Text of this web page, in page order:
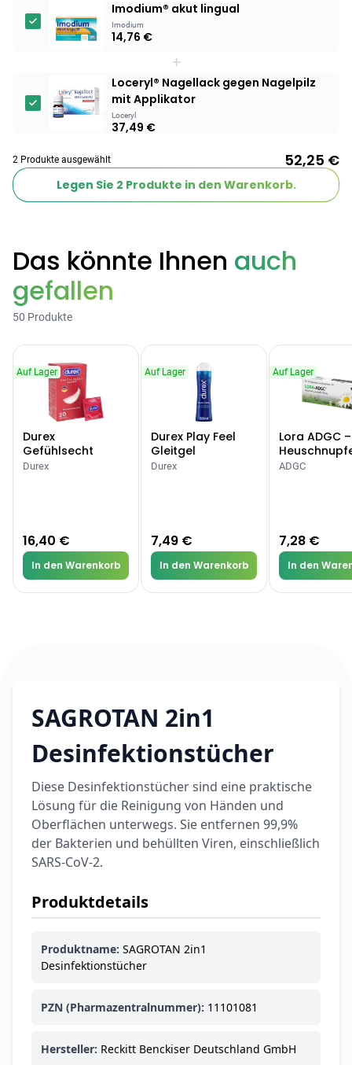
Products
Linola Forte
Shampoo für
juckende, trockene
oder zu
Schuppenflechte
neigende Kopfhaut
12,28 € 16,37 €
ARZNEIMITTEL & GESUNDHEIT
Vagisan Milchsäure
– Zäpfchen zur
pH-Wert-
12,89 € 17,47 € -26%
Hämorrhoidensalbe:
Bei Hämorrhoiden
& Juckreiz
12,04 € 12,95 € -7%
Nach Marke kaufen
Imodium® akut lingual
Imodium
14,76 €
+
Loceryl® Nagellack gegen Nagelpilz
mit Applikator
Loceryl
37,49 €
2 Produkte ausgewählt 52,25 €
Legen Sie 2 Produkte in den Warenkorb.
Das könnte Ihnen auch
gefallen
50 Produkte
Auf Lager
Durex
Gefühlsecht
Classic Kondome
Durex
16,40 €
In den Warenkorb
Auf Lager
Durex Play Feel
Gleitgel
Durex
7,49 €
In den Warenkorb
Auf Lager
Lora ADGC
Allergien
ADGC
7,28 €
In den
SAGROTAN 2in1
Desinfektionstücher
Diese Desinfektionstücher sind eine praktische
Lösung für die Reinigung von Händen und
Oberflächen unterwegs. Sie entfernen 99,9%
der Bakterien und behüllten Viren, einschließlich
SARS-CoV-2.
Produktdetails
Produktname: SAGROTAN 2in1
Desinfektionstücher
PZN (Pharmazentralnummer): 11101081
Hersteller: Reckitt Benckiser Deutschland GmbH